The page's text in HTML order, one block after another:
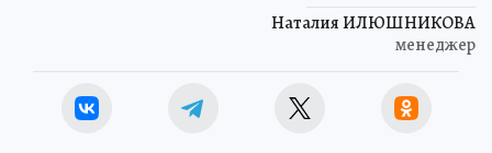
Наталия ИЛЮШНИКОВА
менеджер